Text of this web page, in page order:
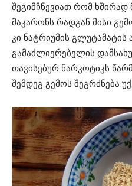
შეგიმჩნევიათ რომ ხშირად
მაკარონს რადგან მისი
კი ნატრიუმის გლუტამატის
გამაძლიერებელის
თავისებურ ნარკოტიკს
შემდეგ გემოს შეგრძნება